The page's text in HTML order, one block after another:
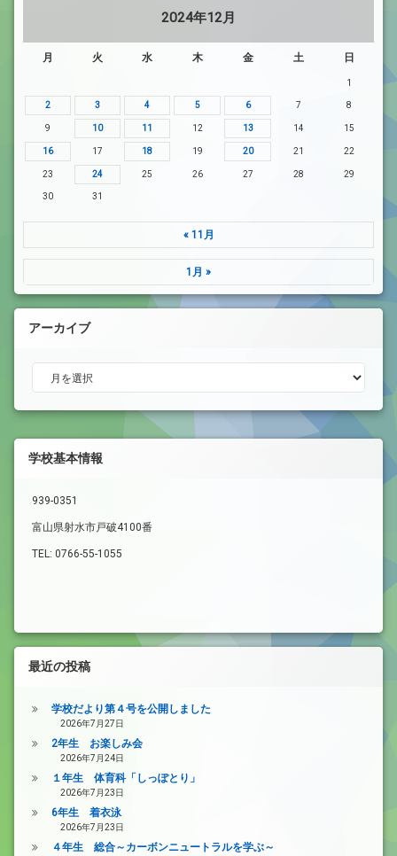
2024年12月
月 火 水 木 金 土 日
1
2 3 4 5 6 7 8
9 10 11 12 13 14 15
16 17 18 19 20 21 22
23 24 25 26 27 28 29
30 31
« 11月
1月 »
アーカイブ
アーカイブ
学校基本情報
939-0351
富山県射水市戸破4100番
TEL: 0766-55-1055
最近の投稿
学校だより第４号を公開しました
2026年7月27日
2年生 お楽しみ会
2026年7月24日
１年生 体育科「しっぽとり」
2026年7月23日
6年生 着衣泳
2026年7月23日
４年生 総合～カーボンニュートラルを学ぶ～